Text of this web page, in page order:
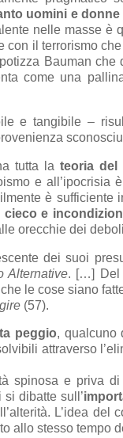
uomini e
nelle masse è
il terrorismo
Bauman che
come una
e tangibile –
tutta la teoria del
e all’ipocrisia
è sufficiente
cieco e
orecchie dei
dei suoi
Alternative. […] Del
le cose siano
(57).
peggio, qualcuno
attraverso
spinosa e priva
dibatte sull’
L’idea del
allo stesso tempo